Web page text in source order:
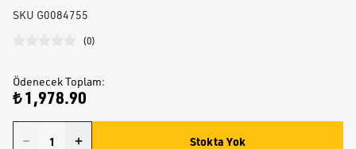
SKU G0084755
(0)
Ödenecek Toplam:
₺ 1,978.90
Stokta Yok